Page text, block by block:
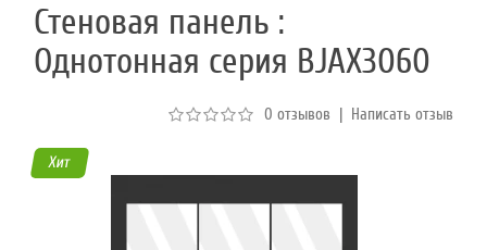
(831)
01-
Стеновая панель :
Однотонная серия BJAX3060
0 отзывов | Написать отзыв
Хит